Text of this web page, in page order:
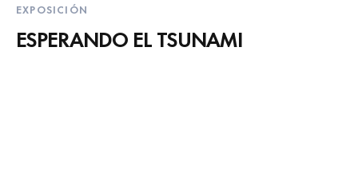
EXPOSICIÓN
ESPERANDO EL TSUNAMI